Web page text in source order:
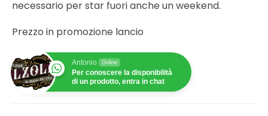
necessario per star fuori anche un weekend.
Prezzo in promozione lancio
Antonio Online
Per conoscere la disponibilità
di un prodotto, entra in chat